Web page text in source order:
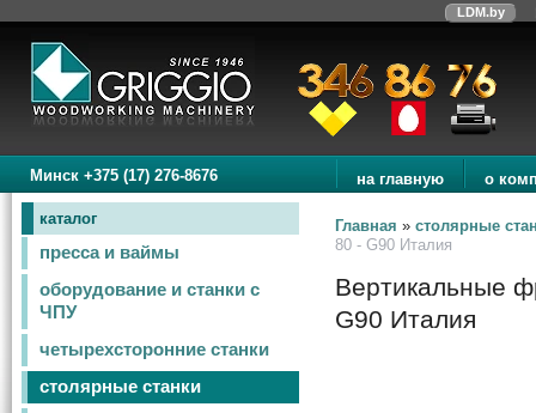
LDM.by
Минск +375 (17) 276-8676 на главную о
каталог
пресса и ваймы
оборудование и станки с
ЧПУ
четырехсторонние станки
столярные станки
Главная » столярные
80 - G90 Италия
Вертикальные
G90 Италия